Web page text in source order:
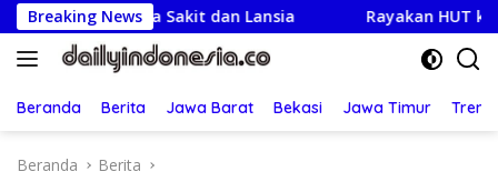
Langsung
ke
konten
Breaking News
Sakit dan Lansia Rayakan HUT ke-25,Partai
Beranda Berita Jawa Barat Bekasi Jawa Timur
Beranda Berita